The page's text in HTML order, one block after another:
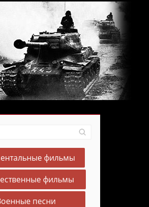
фильмы
фильмы
песни